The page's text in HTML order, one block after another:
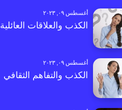
أغسطس ٠٩, ٢٠٢٣
الكذب والعلاقات العائلية
أغسطس ٠٩, ٢٠٢٣
الكذب والتفاهم الثقافي